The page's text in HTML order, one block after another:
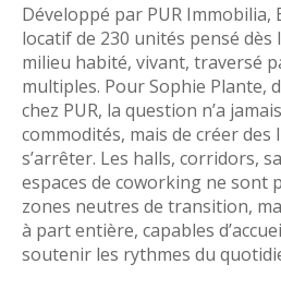
Développé par PUR Immobilia,
locatif de 230 unités pensé dès
milieu habité, vivant, traversé
multiples. Pour Sophie Plante,
chez PUR, la question n’a
commodités, mais de créer des
s’arrêter. Les halls, corridors,
espaces de coworking ne sont
zones neutres de transition,
à part entière, capables
soutenir les rythmes du